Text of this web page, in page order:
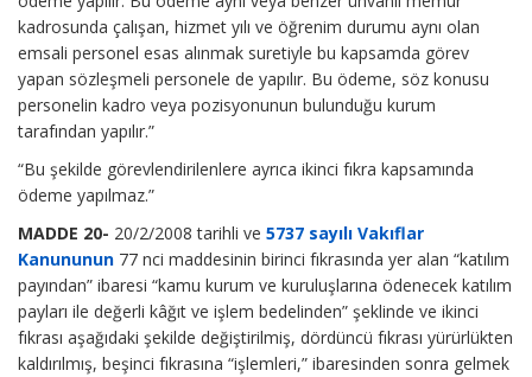
kadrosunda çalışan, hizmet yılı ve öğrenim durumu aynı olan
emsali personel esas alınmak suretiyle bu kapsamda görev
yapan sözleşmeli personele de yapılır. Bu ödeme, söz konusu
personelin kadro veya pozisyonunun bulunduğu kurum
tarafından yapılır.”
“Bu şekilde görevlendirilenlere ayrıca ikinci fıkra kapsamında
ödeme yapılmaz.”
MADDE 20- 20/2/2008 tarihli ve 5737 sayılı Vakıflar
Kanununun 77 nci maddesinin birinci fıkrasında yer alan “katılım
payından” ibaresi “kamu kurum ve kuruluşlarına ödenecek katılım
payları ile değerli kâğıt ve işlem bedelinden” şeklinde ve ikinci
fıkrası aşağıdaki şekilde değiştirilmiş, dördüncü fıkrası yürürlükten
kaldırılmış, beşinci fıkrasına “işlemleri,” ibaresinden sonra gelmek